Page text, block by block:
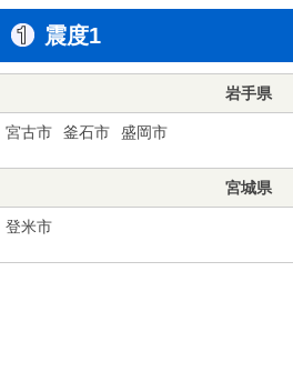
震度1
岩手県
宮古市 釜石市 盛岡市
宮城県
登米市